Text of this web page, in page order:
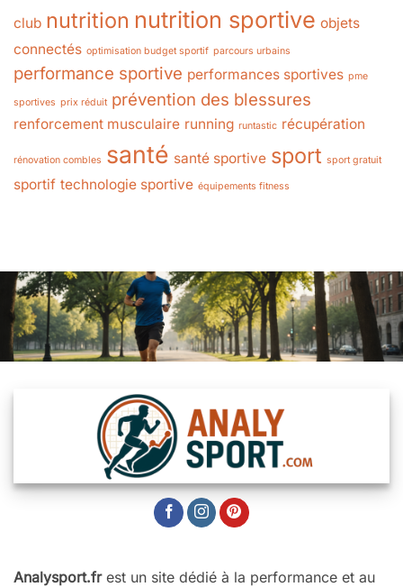
club nutrition nutrition sportive objets
connectés optimisation budget sportif parcours urbains
performance sportive performances sportives pme
sportives prix réduit prévention des blessures
renforcement musculaire running runtastic récupération
rénovation combles santé santé sportive sport sport gratuit
sportif technologie sportive équipements fitness
Analysport.frest un site dédié à la performance et au